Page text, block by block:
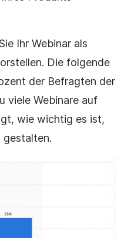
Ihr Webinar als
Die folgende
der Befragten der
viele Webinare auf
wie wichtig es ist,
gestalten.